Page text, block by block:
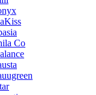
Co